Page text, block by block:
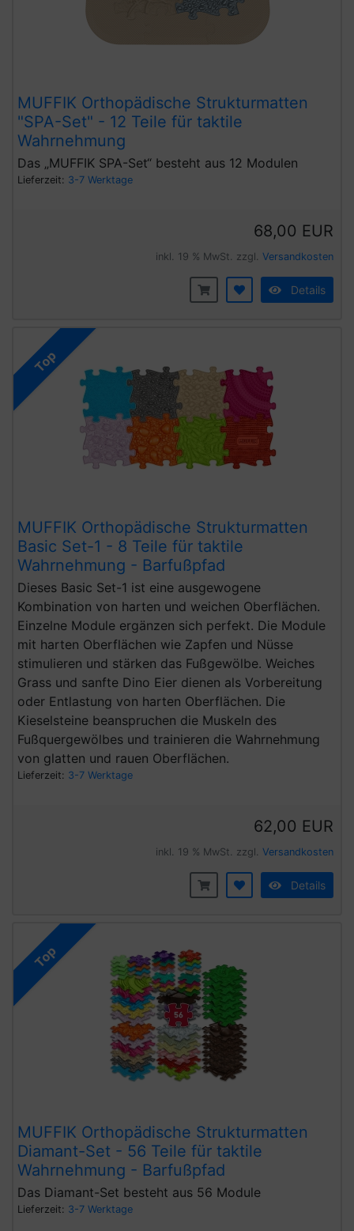
MUFFIK Orthopädische Strukturmatten
"SPA-Set" - 12 Teile für taktile
Wahrnehmung
Das „MUFFIK SPA-Set“ besteht aus 12 Modulen
Lieferzeit: 3-7 Werktage
68,00 EUR
inkl. 19 % MwSt. zzgl. Versandkosten
Details
Top
MUFFIK Orthopädische Strukturmatten
Basic Set-1 - 8 Teile für taktile
Wahrnehmung - Barfußpfad
Dieses Basic Set-1 ist eine ausgewogene
Kombination von harten und weichen Oberflächen.
Einzelne Module ergänzen sich perfekt. Die Module
mit harten Oberflächen wie Zapfen und Nüsse
stimulieren und stärken das Fußgewölbe. Weiches
Grass und sanfte Dino Eier dienen als Vorbereitung
oder Entlastung von harten Oberflächen. Die
Kieselsteine beanspruchen die Muskeln des
Fußquergewölbes und trainieren die Wahrnehmung
von glatten und rauen Oberflächen.
Lieferzeit: 3-7 Werktage
62,00 EUR
inkl. 19 % MwSt. zzgl. Versandkosten
Details
Top
MUFFIK Orthopädische Strukturmatten
Diamant-Set - 56 Teile für taktile
Wahrnehmung - Barfußpfad
Das Diamant-Set besteht aus 56 Module
Lieferzeit: 3-7 Werktage